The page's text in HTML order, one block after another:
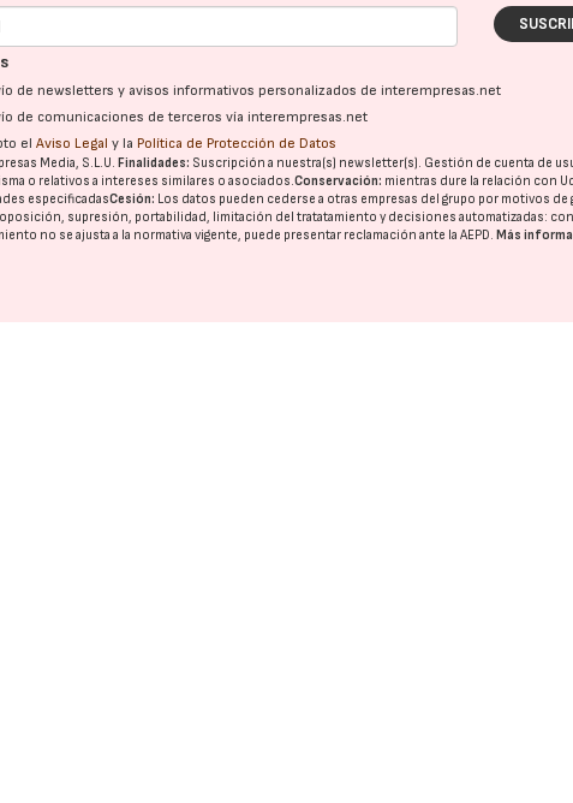
de newsletters y avisos informativos personalizados de interempresas.net
de comunicaciones de terceros vía interempresas.net
elAviso Legal y la Política de Protección de Datos
Media, S.L.U. Finalidades: Suscripción a nuestra(s) newsletter(s). Gestión de cuenta de
o relativos a intereses similares o asociados.Conservación: mientras dure la relación con
especificadasCesión: Los datos pueden cederse a otras empresas del grupo por motivos de
supresión, portabilidad, limitación del tratatamiento y decisiones automatizadas:
no se ajusta a la normativa vigente, puede presentar reclamación ante laAEPD. Más